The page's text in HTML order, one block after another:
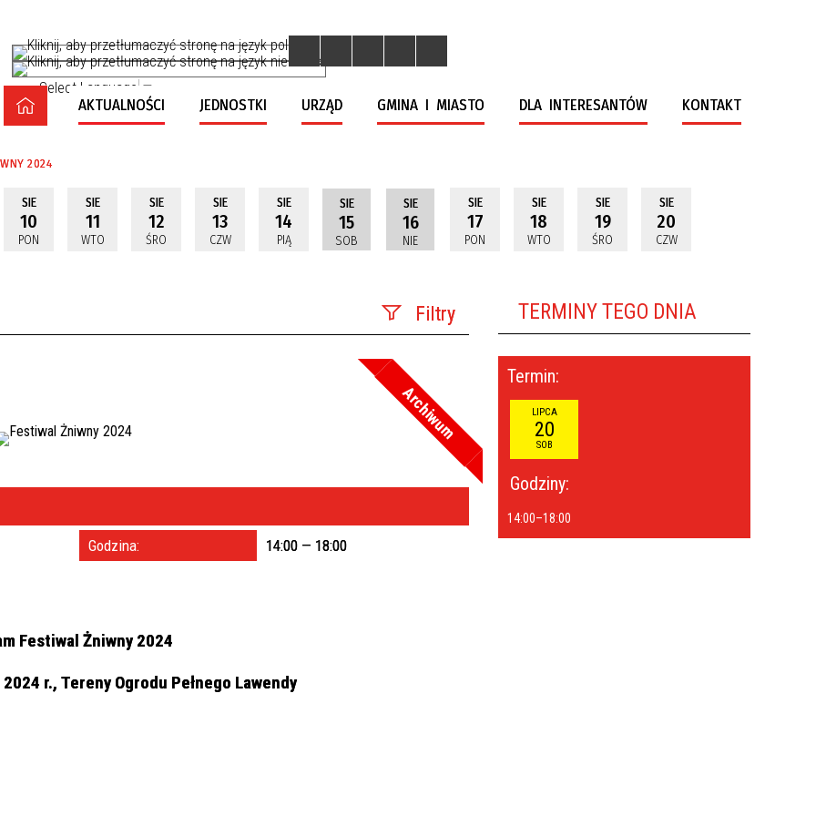
Select Language ▼
AKTUALNOŚCI JEDNOSTKI URZĄD GMINA I MIASTO DLA INTERESANTÓW KONTAKT
2024
SIE
10
PON
SIE
11
WTO
SIE
12
ŚRO
SIE
13
CZW
SIE
14
PIĄ
SIE
15
SOB
SIE
16
NIE
SIE
17
PON
SIE
18
WTO
SIE
19
ŚRO
SIE
20
CZW
Filtry
Szukana fraza
Kategoria
—
Archiwum
Godzina:
14:00 — 18:00
Festiwal Żniwny 2024
r., Tereny Ogrodu Pełnego Lawendy
TERMINY TEGO DNIA
Termin:
LIPCA
20
SOB
Godziny:
14:00–18:00